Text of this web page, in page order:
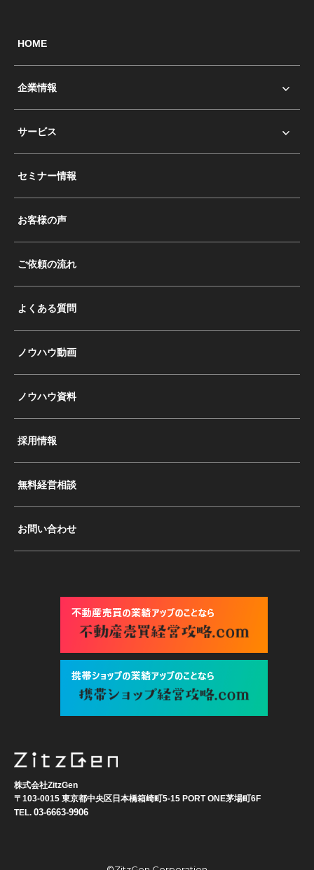
HOME
企業情報
サービス
セミナー情報
お客様の声
ご依頼の流れ
よくある質問
ノウハウ動画
ノウハウ資料
採用情報
無料経営相談
お問い合わせ
株式会社ZitzGen
〒103-0015 東京都中央区日本橋箱崎町5-15 PORT ONE茅場町6F
TEL. 03-6663-9906